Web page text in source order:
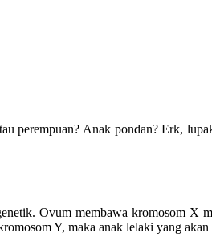
perempuan? Anak pondan? Erk,
Ovum membawa kromosom X
Y, maka anak lelaki yang